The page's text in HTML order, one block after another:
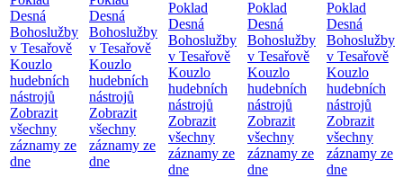
Desná
Bohoslužby
v Tesařově
Kouzlo
hudebních
nástrojů
Zobrazit
všechny
záznamy ze
dne
Desná
Bohoslužby
v Tesařově
Kouzlo
hudebních
nástrojů
Zobrazit
všechny
záznamy ze
dne
Poklad
Desná
Bohoslužby
v Tesařově
Kouzlo
hudebních
nástrojů
Zobrazit
všechny
záznamy ze
dne
Poklad
Desná
Bohoslužby
v Tesařově
Kouzlo
hudebních
nástrojů
Zobrazit
všechny
záznamy ze
dne
Poklad
Desná
Bohoslužby
v Tesařově
Kouzlo
hudebních
nástrojů
Zobrazit
všechny
záznamy ze
dne